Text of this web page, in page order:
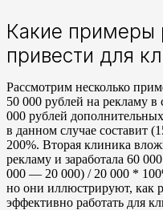
Какие примеры
привести для
Рассмотрим несколько
50 000 рублей на рекламу
000 рублей
в данном случае составит
200%. Вторая клиника
рекламу и заработала 60
000 — 20 000) / 20 000 *
но они иллюстрируют, как
эффективно работать для